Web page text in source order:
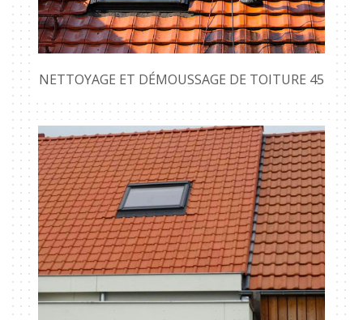
NETTOYAGE ET DÉMOUSSAGE DE TOITURE 45